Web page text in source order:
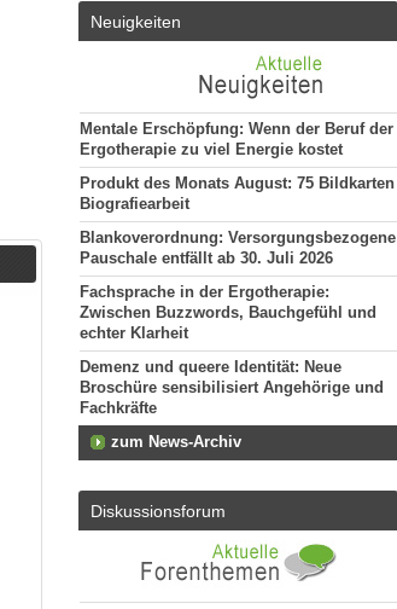
Neuigkeiten
Mentale Erschöpfung: Wenn der Beruf der
Ergotherapie zu viel Energie kostet
Produkt des Monats August: 75 Bildkarten
Biografiearbeit
Blankoverordnung: Versorgungsbezogene
Pauschale entfällt ab 30. Juli 2026
Fachsprache in der Ergotherapie:
Zwischen Buzzwords, Bauchgefühl und
echter Klarheit
Demenz und queere Identität: Neue
Broschüre sensibilisiert Angehörige und
Fachkräfte
zum News-Archiv
Diskussionsforum